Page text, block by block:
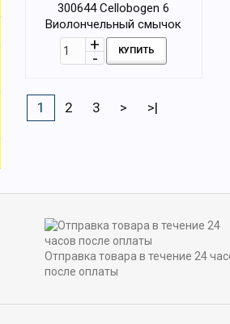
300644 Cellobogen 6
Виолончельный смычок
4/4, Doerfler
КУПИТЬ
1 2 3 > >|
Отправка товара в течение 24
после оплаты